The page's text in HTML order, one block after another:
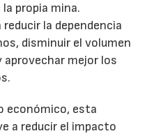
propia mina.
la dependencia
disminuir el volumen
aprovechar mejor los
económico, esta
a reducir el impacto